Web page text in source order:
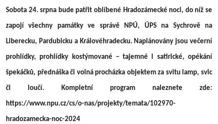
Sobota 24. srpna bude patřit oblíbené Hradozámecké noci, do níž se
zapojí všechny památky ve správě NPÚ, ÚPS na Sychrově na
Liberecku, Pardubicku a Královéhradecku. Naplánovány jsou večerní
prohlídky, prohlídky kostýmované – tajemné i satirické, opékání
špekáčků, přednáška či volná procházka objektem za svitu lamp, svic
či loučí. Kompletní program naleznete zde:
https://www.npu.cz/cs/o-nas/projekty/temata/102970-
hradozamecka-noc-2024